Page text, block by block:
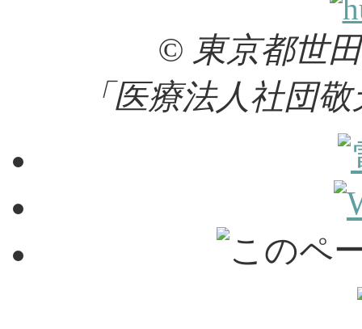
© 東京都世
「医療法人社団